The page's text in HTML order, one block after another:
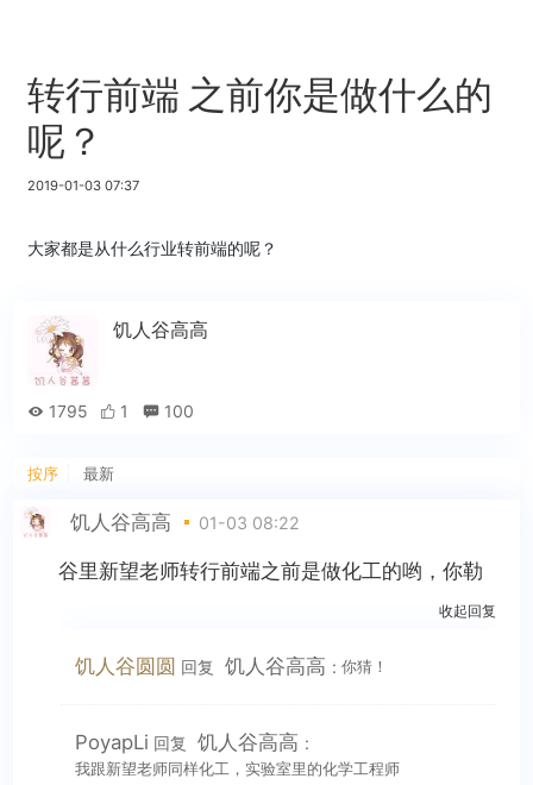
转行前端 之前你是做什么的
呢？
2019-01-03 07:37
大家都是从什么行业转前端的呢？
饥人谷高高
1795 1 100
按序 最新
饥人谷高高 01-03 08:22
谷里新望老师转行前端之前是做化工的哟，你勒
收起回复
饥人谷圆圆 回复 饥人谷高高 : 你猜！
PoyapLi 回复 饥人谷高高 :
我跟新望老师同样化工，实验室里的化学工程师